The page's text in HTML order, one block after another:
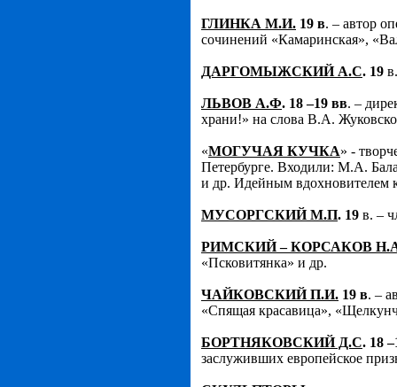
ГЛИНКА М.И. 19 в. – автор
сочинений «Камаринская»,
ДАРГОМЫЖСКИЙ А.С. 19
ЛЬВОВ А.Ф. 18 –19 вв. –
храни!» на слова В.А.
«МОГУЧАЯ КУЧКА» -
Петербурге. Входили: М.А.
и др. Идейным вдохновителем
МУСОРГСКИЙ М.П. 19 в. –
РИМСКИЙ – КОРСАКОВ
«Псковитянка» и др.
ЧАЙКОВСКИЙ П.И. 19 в. –
«Спящая красавица»,
БОРТНЯКОВСКИЙ Д.С. 18
заслуживших европейское